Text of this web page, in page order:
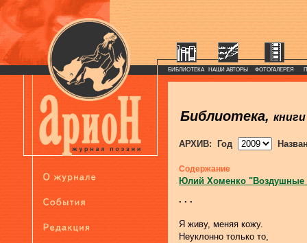
БИБЛИОТЕКА НАШИ АВТОРЫ ФОТОГАЛЕРЕЯ
Библиотека, книги
АРХИВ: Год
Содержание
Юлий Хоменко
. . .
Я живу, меняя кожу.
Неуклонно только то,